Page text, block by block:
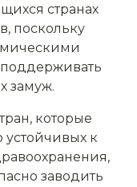
странах
поскольку
замуж.
которые
к
заводить